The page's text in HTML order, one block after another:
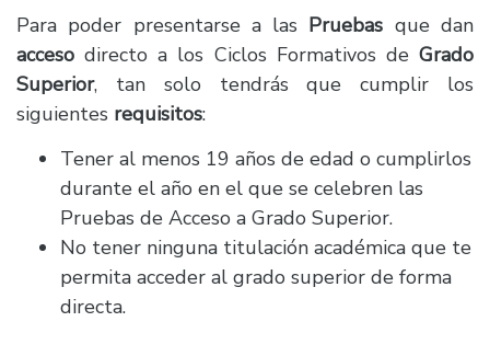
Para poder presentarse a las Pruebas que dan
acceso directo a los Ciclos Formativos de Grado
Superior, tan solo tendrás que cumplir los
siguientes requisitos:
Tener al menos 19 años de edad o cumplirlos
durante el año en el que se celebren las
Pruebas de Acceso a Grado Superior.
No tener ninguna titulación académica que te
permita acceder al grado superior de forma
directa.